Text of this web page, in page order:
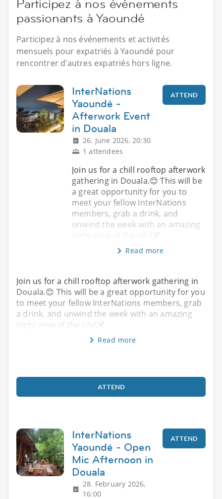
Participez à nos événements
passionants à Yaoundé
Participez à nos événements et activités
mensuels pour expatriés à Yaoundé pour
rencontrer d'autres expatriés hors ligne.
InterNations
Yaoundé -
Afterwork Event
in Douala
26. June 2026, 20:30
1 attendees
ATTEND
Join us for a chill rooftop afterwork
gathering in Douala.😊 This will be
a great opportunity for you to
meet your fellow InterNations
members, grab a drink, and
unwind the week with an amazing
night view of the city!🍹
Read more
Join us for a chill rooftop afterwork gathering in
Douala.😊 This will be a great opportunity for you
to meet your fellow InterNations members, grab
a drink, and unwind the week with an amazing
night view of the city!🍹
Read more
ATTEND
InterNations
Yaoundé - Open
Mic Afternoon in
Douala
28. February 2026,
16:00
ATTEND